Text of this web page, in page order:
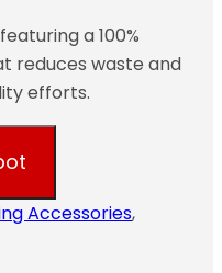
a 100%
reduces waste and
efforts.
Accessories,